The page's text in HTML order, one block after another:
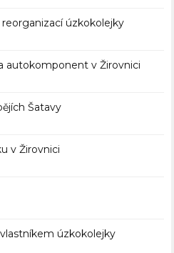
úzkokolejky
autokomponent v Žirovnici
Šatavy
v Žirovnici
úzkokolejky